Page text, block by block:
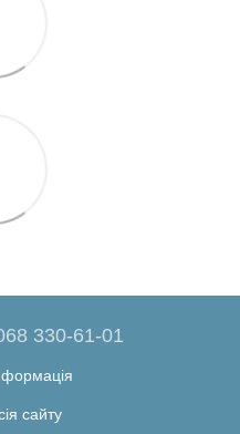
330-61-01
сайту